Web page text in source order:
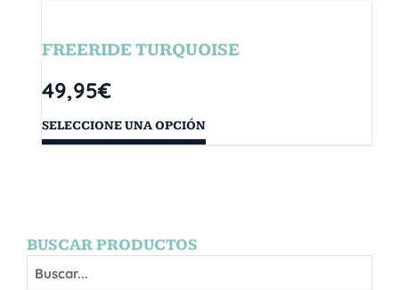
FREERIDE TURQUOISE
49,95€
SELECCIONE UNA OPCIÓN
BUSCAR PRODUCTOS